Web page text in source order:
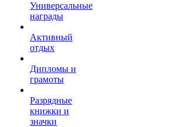
Универсальные
награды
Активный
отдых
Дипломы и
грамоты
Разрядные
книжки и
значки